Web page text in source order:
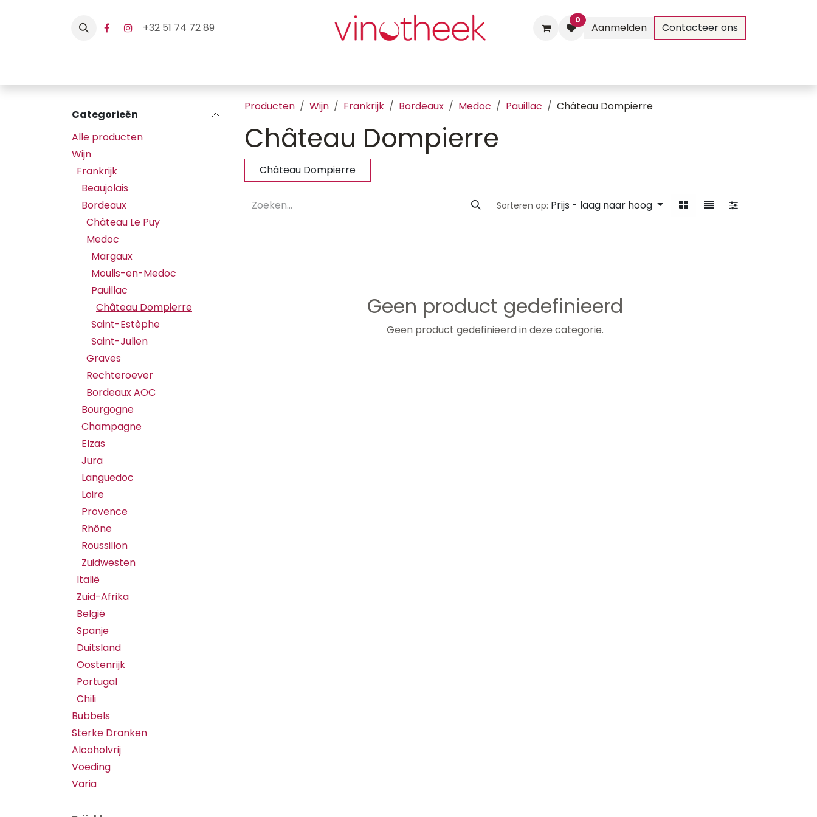
+32 51 74 72 89
0
Aanmelden Contacteer ons
Categorieën
Alle producten
Wijn
Frankrijk
Beaujolais
Bordeaux
Château Le Puy
Medoc
Margaux
Moulis-en-Medoc
Pauillac
Château Dompierre
Saint-Estèphe
Saint-Julien
Graves
Rechteroever
Bordeaux AOC
Bourgogne
Champagne
Elzas
Jura
Languedoc
Loire
Provence
Rhône
Roussillon
Zuidwesten
Italië
Zuid-Afrika
België
Spanje
Duitsland
Oostenrijk
Portugal
Chili
Bubbels
Sterke Dranken
Alcoholvrij
Voeding
Varia
Producten Wijn Frankrijk Bordeaux Medoc Pauillac Château Dompierre
Château Dompierre
Château Dompierre
Sorteren op: Prijs - laag naar hoog
Geen product gedefinieerd
Geen product gedefinieerd in deze categorie.